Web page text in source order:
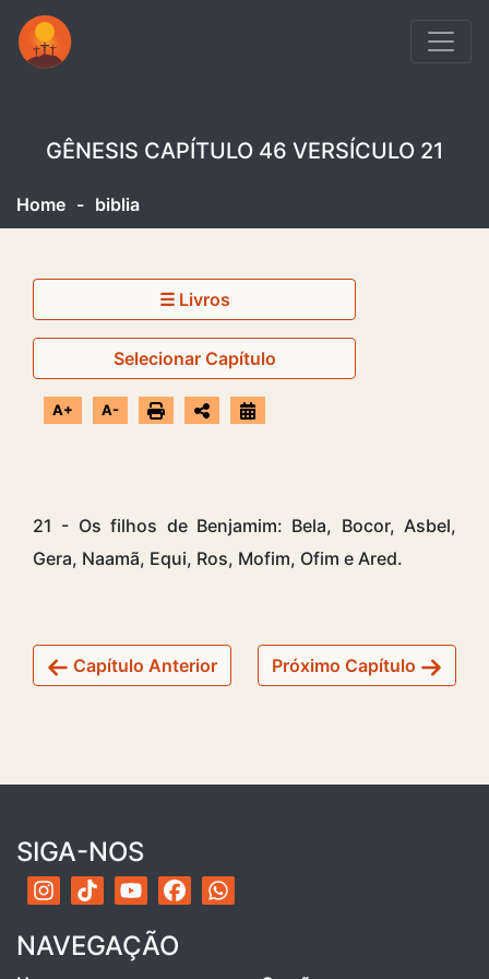
GÊNESIS CAPÍTULO 46 VERSÍCULO 21
Home - biblia
☰ Livros
Selecionar Capítulo
A+ A-
21 - Os filhos de Benjamim: Bela, Bocor, Asbel,
Gera, Naamã, Equi, Ros, Mofim, Ofim e Ared.
Capítulo Anterior Próximo Capítulo
SIGA-NOS
NAVEGAÇÃO